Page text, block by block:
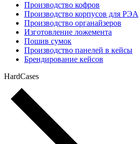
Производство кофров
Производство корпусов для РЭА
Производство органайзеров
Изготовление ложемента
Пошив сумок
Производство панелей в кейсы
Брендирование кейсов
HardCases